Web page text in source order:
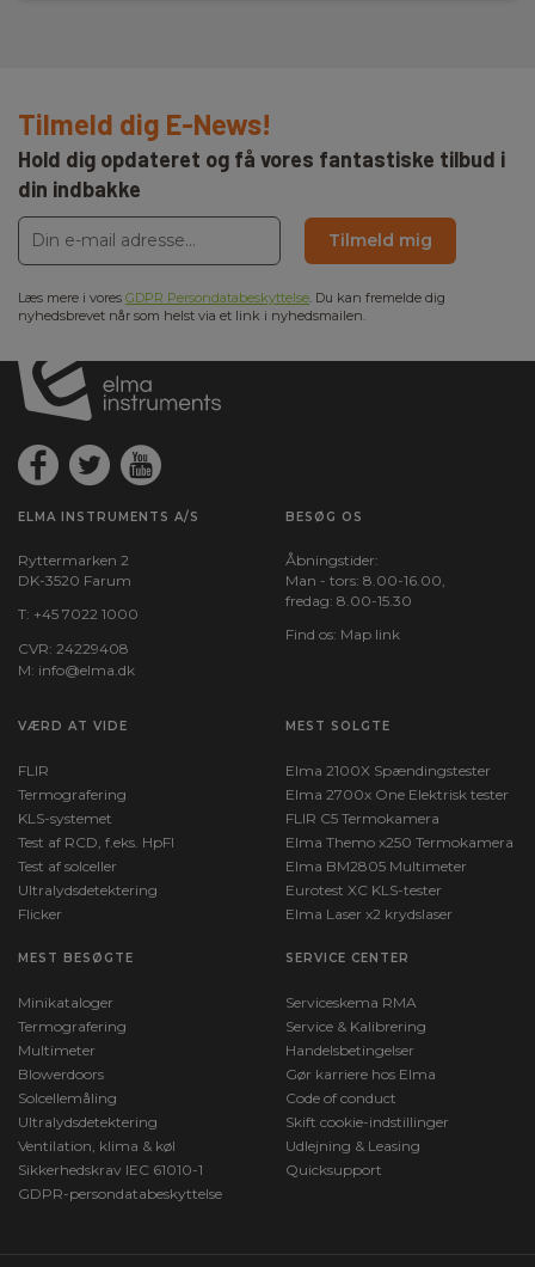
Tilmeld dig E-News!
Hold dig opdateret og få vores fantastiske tilbud i
din indbakke
Tilmeld mig
Læs mere i vores GDPR Persondatabeskyttelse. Du kan fremelde dig
nyhedsbrevet når som helst via et link i nyhedsmailen.
ELMA INSTRUMENTS A/S
Ryttermarken 2
DK-3520 Farum
T: +45 7022 1000
CVR: 24229408
M: info@elma.dk
BESØG OS
Åbningstider:
Man - tors: 8.00-16.00,
fredag: 8.00-15.30
Find os: Map link
VÆRD AT VIDE
FLIR
Termografering
KLS-systemet
Test af RCD, f.eks. HpFI
Test af solceller
Ultralydsdetektering
Flicker
MEST SOLGTE
Elma 2100X Spændingstester
Elma 2700x One Elektrisk tester
FLIR C5 Termokamera
Elma Themo x250 Termokamera
Elma BM2805 Multimeter
Eurotest XC KLS-tester
Elma Laser x2 krydslaser
MEST BESØGTE
Minikataloger
Termografering
Multimeter
Blowerdoors
Solcellemåling
Ultralydsdetektering
Ventilation, klima & køl
Sikkerhedskrav IEC 61010-1
GDPR-persondatabeskyttelse
SERVICE CENTER
Serviceskema RMA
Service & Kalibrering
Handelsbetingelser
Gør karriere hos Elma
Code of conduct
Skift cookie-indstillinger
Udlejning & Leasing
Quicksupport